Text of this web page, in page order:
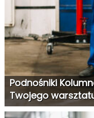
Podnośniki
Twojego